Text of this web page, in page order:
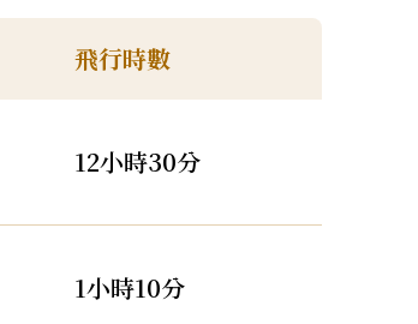
飛行時數
12小時30分
1小時10分